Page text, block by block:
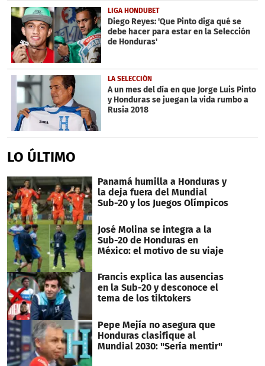
LIGA HONDUBET
Diego Reyes: 'Que Pinto diga qué se
debe hacer para estar en la Selección
de Honduras'
LA SELECCIÓN
A un mes del día en que Jorge Luis Pinto
y Honduras se juegan la vida rumbo a
Rusia 2018
LO ÚLTIMO
Panamá humilla a Honduras y
la deja fuera del Mundial
Sub-20 y los Juegos Olímpicos
José Molina se integra a la
Sub-20 de Honduras en
México: el motivo de su viaje
Francis explica las ausencias
en la Sub-20 y desconoce el
tema de los tiktokers
Pepe Mejía no asegura que
Honduras clasifique al
Mundial 2030: "Sería mentir"